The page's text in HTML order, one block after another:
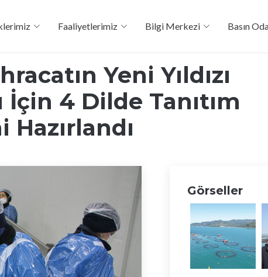
Faaliyetlerimiz Bilgi Merkezi Basın
Yeni Yıldızı
4 Dilde Tanıtım
Hazırlandı
Görseller